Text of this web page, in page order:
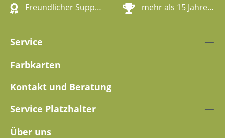
Freundlicher Support mehr als 15 Jahre Erfahrung
Service
Farbkarten
Kontakt und Beratung
Service Platzhalter
Über uns